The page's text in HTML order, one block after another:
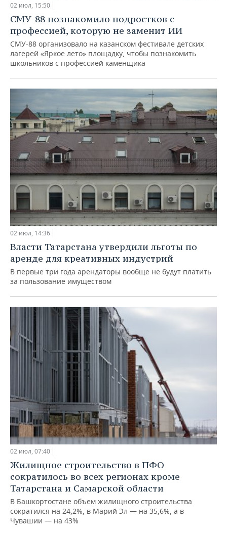
02 июл, 15:50
СМУ-88 познакомило подростков с
профессией, которую не заменит ИИ
СМУ-88 организовало на казанском фестивале детских
лагерей «Яркое лето» площадку, чтобы познакомить
школьников с профессией каменщика
02 июл, 14:36
Власти Татарстана утвердили льготы по
аренде для креативных индустрий
В первые три года арендаторы вообще не будут платить
за пользование имуществом
02 июл, 07:40
Жилищное строительство в ПФО
сократилось во всех регионах кроме
Татарстана и Самарской области
В Башкортостане объем жилищного строительства
сократился на 24,2%, в Марий Эл — на 35,6%, а в
Чувашии — на 43%